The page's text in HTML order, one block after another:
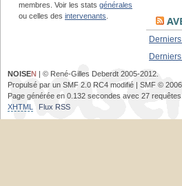
membres. Voir les stats générales
ou celles des intervenants
NOISEN | © René-Gilles Deberdt 2005-2012.
Propulsé par un SMF 2.0 RC4 modifié | SMF ©
Page générée en 0.132 secondes avec 27 requêtes.
XHTML
Flux RSS